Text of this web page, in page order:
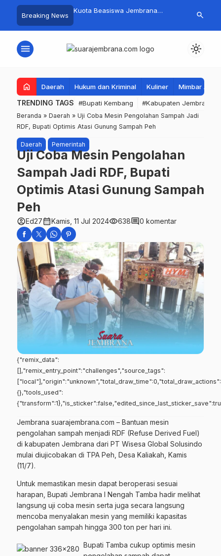
Breaking News
Kembang Beri
Warga Sri
Kuota Beasiswa Jembrana
Siapkan Upaya Penambahan di
Fantastis!
Jembrana
search
menu light_mode
home Daerah Hukum dan Kriminal Kuliner Mimbar
TRENDING TAGS #Bupati Kembang #Kabupaten Jembrana
Beranda » Daerah » Uji Coba Mesin Pengolahan Sampah Jadi
RDF, Bupati Optimis Atasi Gunung Sampah Peh
Daerah Pemerintah
Uji Coba Mesin Pengolahan
Sampah Jadi RDF, Bupati
Optimis Atasi Gunung Sampah
Peh
account_circleEd27calendar_monthKamis, 11 Jul 2024visibility638comment0 komentar
{"remix_data":
[],"remix_entry_point":"challenges","source_tags":
{},"tools_used":
Jembrana suarajembrana.com – Bantuan mesin
pengolahan sampah menjadi RDF (Refuse Derived Fuel)
di kabupaten Jembrana dari PT Wisesa Global Solusindo
mulai diujicobakan di TPA Peh, Desa Kaliakah, Kamis
(11/7).
Untuk memastikan mesin dapat beroperasi sesuai
harapan, Bupati Jembrana I Nengah Tamba hadir melihat
langsung uji coba mesin serta juga secara langsung
mencoba menyalakan mesin yang memiliki kapasitas
pengolahan sampah hingga 300 ton per hari ini.
Bupati Tamba cukup optimis mesin